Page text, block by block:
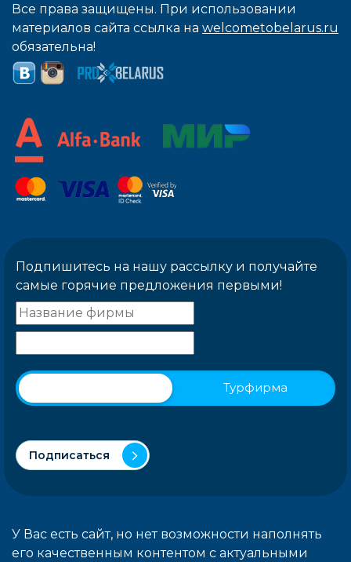
Все права защищены. При использовании
материалов сайта ссылка на welcometobelarus.ru
обязательна!
Подпишитесь на нашу рассылку и получайте
самые горячие предложения первыми!
Турфирма
Подписаться
У Вас есть сайт, но нет возможности наполнять
его качественным контентом с актуальными